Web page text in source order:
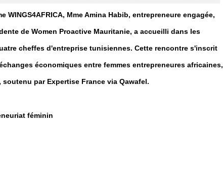
WINGS4AFRICA, Mme Amina Habib, entrepreneure engagée,
de Women Proactive Mauritanie, a accueilli dans les
cheffes d'entreprise tunisiennes. Cette rencontre s'inscrit
économiques entre femmes entrepreneures africaines,
soutenu par Expertise France via Qawafel.
féminin